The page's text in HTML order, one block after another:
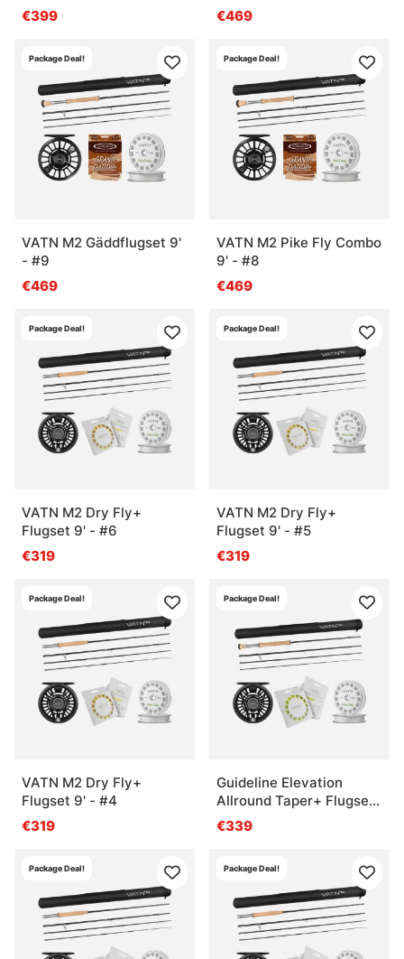
€399
€469
Package Deal!
VATN M2 Gäddflugset 9'
- #9
€469
Package Deal!
VATN M2 Pike Fly Combo
9' - #8
€469
Package Deal!
VATN M2 Dry Fly+
Flugset 9' - #6
€319
Package Deal!
VATN M2 Dry Fly+
Flugset 9' - #5
€319
Package Deal!
VATN M2 Dry Fly+
Flugset 9' - #4
€319
Package Deal!
Guideline Elevation
Allround Taper+ Flugset
- #7
€339
Package Deal! Package Deal!